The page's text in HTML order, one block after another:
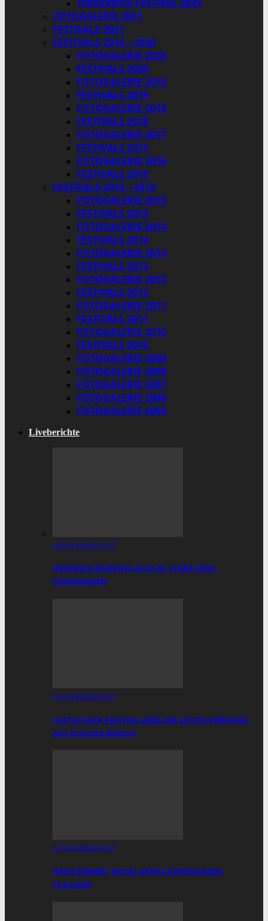
TINDERBOX FESTIVAL 2022
FOTOGALERIE 2021
FESTIVALS 2021
FESTIVALS 2016 – 2020
FOTOGALERIE 2020
FESTIVALS 2020
FOTOGALERIE 2019
FESTIVALS 2019
FOTOGALERIE 2018
FESTIVALS 2018
FOTOGALERIE 2017
FESTIVALS 2017
FOTOGALERIE 2016
FESTIVALS 2016
FESTIVALS 2010 – 2015
FOTOGALERIE 2015
FESTIVALS 2015
FOTOGALERIE 2014
FESTIVALS 2014
FOTOGALERIE 2013
FESTIVALS 2013
FOTOGALERIE 2012
FESTIVALS 2012
FOTOGALERIE 2011
FESTIVALS 2011
FOTOGALERIE 2010
FESTIVALS 2010
FOTOGALERIE 2009
FOTOGALERIE 2008
FOTOGALERIE 2007
FOTOGALERIE 2006
FOTOGALERIE 2005
Liveberichte
KONZERTBERICHTE
DROPKICK MURPHYS 24.07.26, STORE VEGA,
KOPENHAGEN
KONZERTBERICHTE
CASTLE ROCK FESTIVAL 2026: DER LETZTE VORHANG
AUF SCHLOSS BROICH
KONZERTBERICHTE
HANS ZIMMER, ROYAL ARENA KOPENHAGEN,
10.03.2026